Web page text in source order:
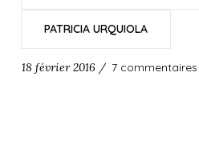
PATRICIA URQUIOLA
18 février 2016 / 7 commentaires